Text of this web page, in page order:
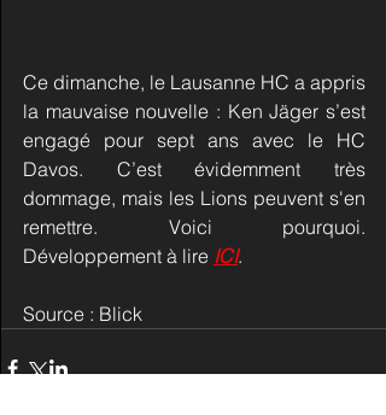
Ce dimanche, le Lausanne HC a appris
la mauvaise nouvelle : Ken Jäger s’est
engagé pour sept ans avec le HC
Davos. C’est évidemment très
dommage, mais les Lions peuvent s'en
remettre. Voici pourquoi.
Développement à lire ICI.
Source : Blick